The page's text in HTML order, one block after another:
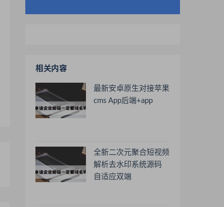
相关内容
最新安卓原生对接苹果
cms App后端+app
全新二次元聚合短视频
解析去水印系统源码
自适应双端